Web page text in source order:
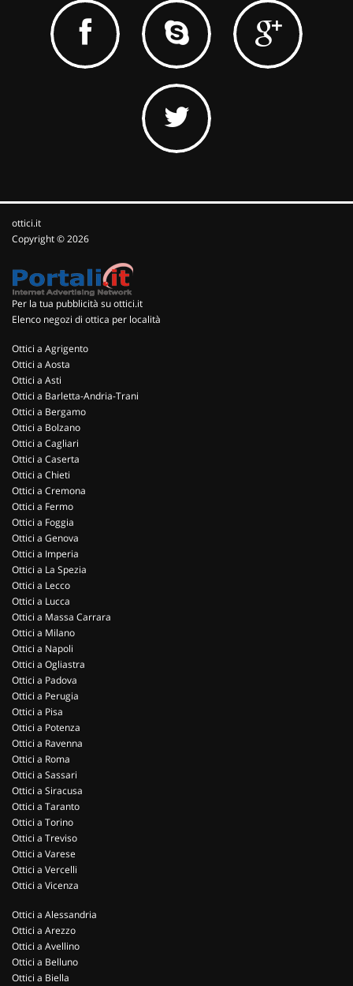
ottici.it
Copyright © 2026
Per la tua pubblicità su ottici.it
Elenco negozi di ottica per località
Ottici a Agrigento
Ottici a Aosta
Ottici a Asti
Ottici a Barletta-Andria-Trani
Ottici a Bergamo
Ottici a Bolzano
Ottici a Cagliari
Ottici a Caserta
Ottici a Chieti
Ottici a Cremona
Ottici a Fermo
Ottici a Foggia
Ottici a Genova
Ottici a Imperia
Ottici a La Spezia
Ottici a Lecco
Ottici a Lucca
Ottici a Massa Carrara
Ottici a Milano
Ottici a Napoli
Ottici a Ogliastra
Ottici a Padova
Ottici a Perugia
Ottici a Pisa
Ottici a Potenza
Ottici a Ravenna
Ottici a Roma
Ottici a Sassari
Ottici a Siracusa
Ottici a Taranto
Ottici a Torino
Ottici a Treviso
Ottici a Varese
Ottici a Vercelli
Ottici a Vicenza
Ottici a Alessandria
Ottici a Arezzo
Ottici a Avellino
Ottici a Belluno
Ottici a Biella